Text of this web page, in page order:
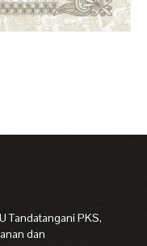
Tandatangani PKS,
dan